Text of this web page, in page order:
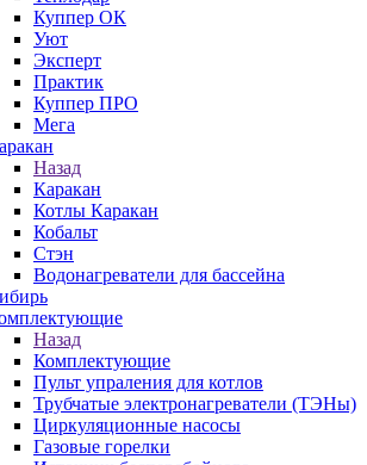
Куппер ОК
Уют
Эксперт
Практик
Куппер ПРО
Мега
Назад
Каракан
Котлы Каракан
Кобальт
Стэн
Водонагреватели для бассейна
Назад
Комплектующие
Пульт упраления для котлов
Трубчатые электронагреватели (ТЭНы)
Циркуляционные насосы
Газовые горелки